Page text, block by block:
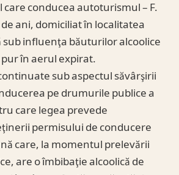
conducea autoturismul – F.
ani, domiciliat în localitatea
sub influenţa băuturilor alcoolice
în aerul expirat.
sub aspectul săvârşirii
pe drumurile publice a
care legea prevede
permisului de conducere
care, la momentul prelevării
are o îmbibaţie alcoolică de